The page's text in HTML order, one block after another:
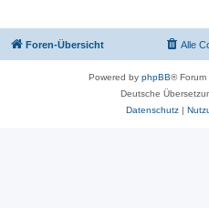
Foren-Übersicht Alle
Powered by phpBB® Forum
Deutsche
Datenschutz|